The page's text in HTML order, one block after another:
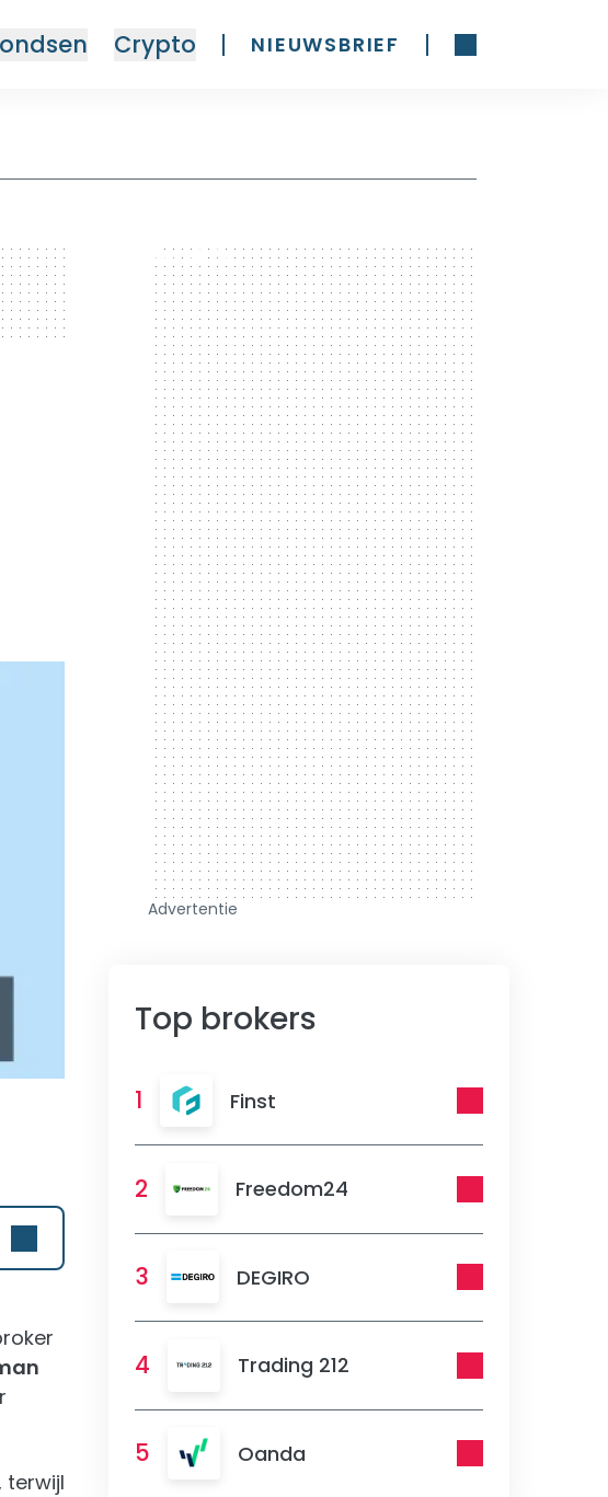
Crypto NIEUWSBRIEF
terwijl
300 x 600
Advertentie
Top brokers
1 Finst
2 Freedom24
3 DEGIRO
4 Trading 212
5 Oanda